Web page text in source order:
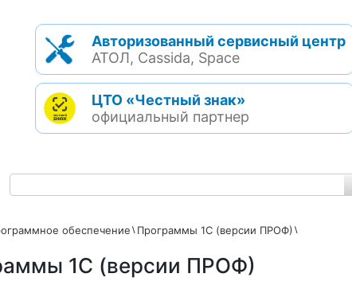
Авторизованный сервисный центр
АТОЛ, Cassida, Space
ЦТО «Честный знак»
официальный партнер
обеспечение Программы 1С (версии ПРОФ)
1С (версии ПРОФ)